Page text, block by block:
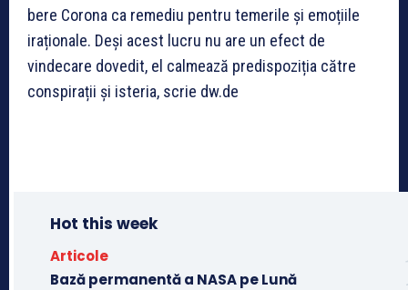
bere Corona ca remediu pentru temerile și emoțiile
iraționale. Deși acest lucru nu are un efect de
vindecare dovedit, el calmează predispoziția către
conspirații și isteria, scrie dw.de
Hot this week
Articole
Bază permanentă a NASA pe Lună